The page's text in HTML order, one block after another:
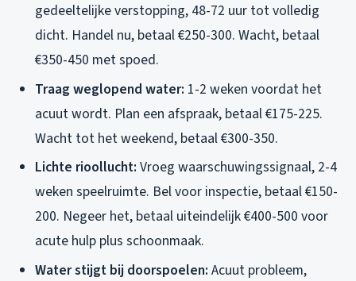
gedeeltelijke verstopping, 48-72 uur tot volledig
dicht. Handel nu, betaal €250-300. Wacht, betaal
€350-450 met spoed.
Traag weglopend water: 1-2 weken voordat het
acuut wordt. Plan een afspraak, betaal €175-225.
Wacht tot het weekend, betaal €300-350.
Lichte rioollucht: Vroeg waarschuwingssignaal, 2-4
weken speelruimte. Bel voor inspectie, betaal €150-
200. Negeer het, betaal uiteindelijk €400-500 voor
acute hulp plus schoonmaak.
Water stijgt bij doorspoelen: Acuut probleem,